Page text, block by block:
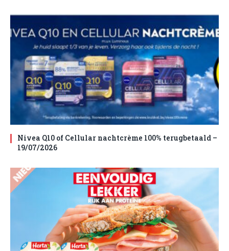
Nivea Q10 of Cellular nachtcrème 100% terugbetaald –
19/07/2026